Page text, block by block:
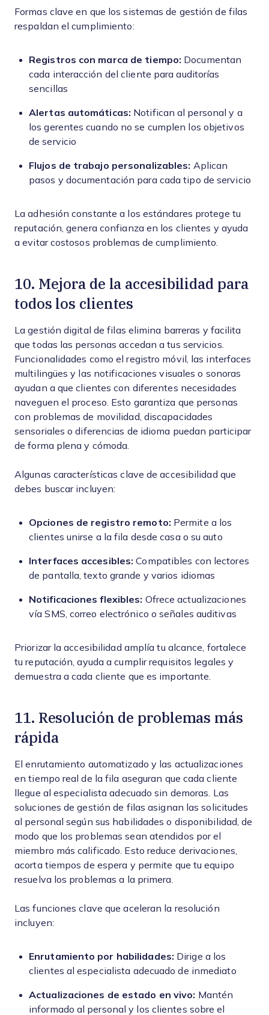
Formas clave en que los sistemas de gestión de filas
respaldan el cumplimiento:
Registros con marca de tiempo: Documentan
cada interacción del cliente para auditorías
sencillas
Alertas automáticas: Notifican al personal y a
los gerentes cuando no se cumplen los objetivos
de servicio
Flujos de trabajo personalizables: Aplican
pasos y documentación para cada tipo de servicio
La adhesión constante a los estándares protege tu
reputación, genera confianza en los clientes y ayuda
a evitar costosos problemas de cumplimiento.
10. Mejora de la accesibilidad para
todos los clientes
La gestión digital de filas elimina barreras y facilita
que todas las personas accedan a tus servicios.
Funcionalidades como el registro móvil, las interfaces
multilingües y las notificaciones visuales o sonoras
ayudan a que clientes con diferentes necesidades
naveguen el proceso. Esto garantiza que personas
con problemas de movilidad, discapacidades
sensoriales o diferencias de idioma puedan participar
de forma plena y cómoda.
Algunas características clave de accesibilidad que
debes buscar incluyen:
Opciones de registro remoto: Permite a los
clientes unirse a la fila desde casa o su auto
Interfaces accesibles: Compatibles con lectores
de pantalla, texto grande y varios idiomas
Notificaciones flexibles: Ofrece actualizaciones
vía SMS, correo electrónico o señales auditivas
Priorizar la accesibilidad amplía tu alcance, fortalece
tu reputación, ayuda a cumplir requisitos legales y
demuestra a cada cliente que es importante.
11. Resolución de problemas más
rápida
El enrutamiento automatizado y las actualizaciones
en tiempo real de la fila aseguran que cada cliente
llegue al especialista adecuado sin demoras. Las
soluciones de gestión de filas asignan las solicitudes
al personal según sus habilidades o disponibilidad, de
modo que los problemas sean atendidos por el
miembro más calificado. Esto reduce derivaciones,
acorta tiempos de espera y permite que tu equipo
resuelva los problemas a la primera.
Las funciones clave que aceleran la resolución
incluyen:
Enrutamiento por habilidades: Dirige a los
clientes al especialista adecuado de inmediato
Actualizaciones de estado en vivo: Mantén
informado al personal y los clientes sobre el